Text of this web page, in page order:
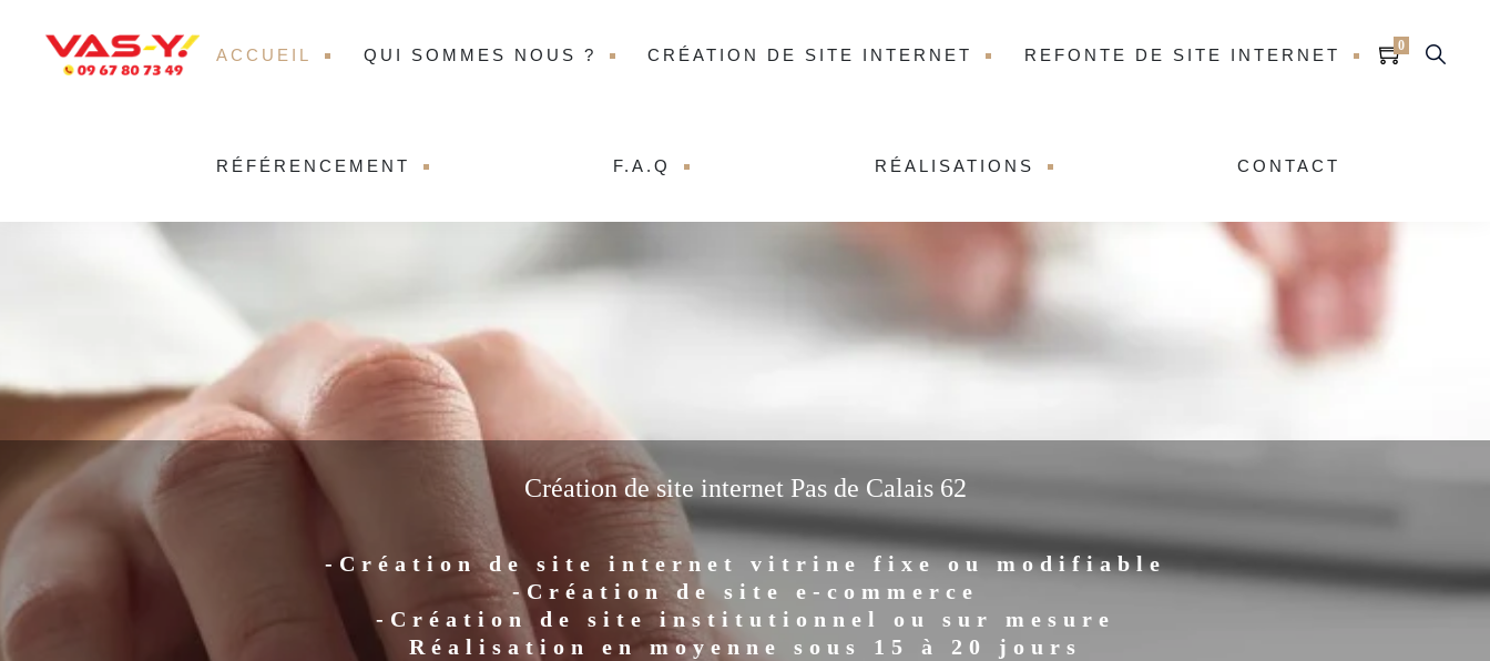
0
ACCUEIL QUI SOMMES NOUS ? CRÉATION DE SITE INTERNET REFONTE DE SITE INTERNET
RÉFÉRENCEMENT F.A.Q RÉALISATIONS CONTACT
Création de site internet Pas de Calais 62
-Création de site internet vitrine fixe ou modifiable
-Création de site e-commerce
-Création de site institutionnel ou sur mesure
Réalisation en moyenne sous 15 à 20 jours